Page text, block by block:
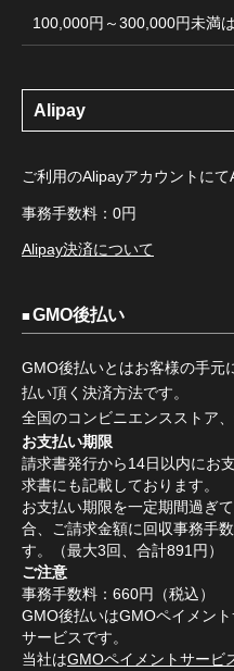
100,000円～300,000円未満
Alipay
ご利用のAlipayアカウントにて
事務手数料：0円
Alipay決済について
GMO後払い
GMO後払いとはお客様の手元
払い頂く決済方法です。
全国のコンビニエンスストア
お支払い期限
請求書発行から14日以内にお
求書にも記載しております。
お支払い期限を一定期間過ぎ
合、ご請求金額に回収事務手
す。（最大3回、合計891円）
ご注意
事務手数料：660円（税込）
GMO後払いはGMOペイメン
サービスです。
当社はGMOペイメントサービ